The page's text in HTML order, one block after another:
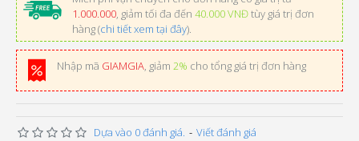
1.000.000, giảm tối đa đến 40.000 VNĐtùy giá trị đơn
hàng (chi tiết xem tại đây).
Nhập mã GIAMGIA, giảm 2% cho tổng giá trị đơn hàng
Dựa vào 0 đánh giá. - Viết đánh giá